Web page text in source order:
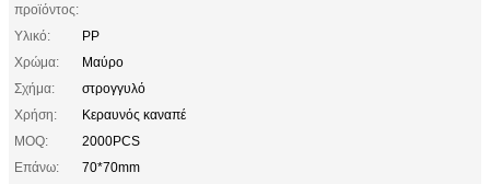
προϊόντος:
Υλικό:
PP
Χρώμα:
Μαύρο
Σχήμα:
στρογγυλό
Χρήση:
Κεραυνός καναπέ
MOQ:
2000PCS
Επάνω:
70*70mm